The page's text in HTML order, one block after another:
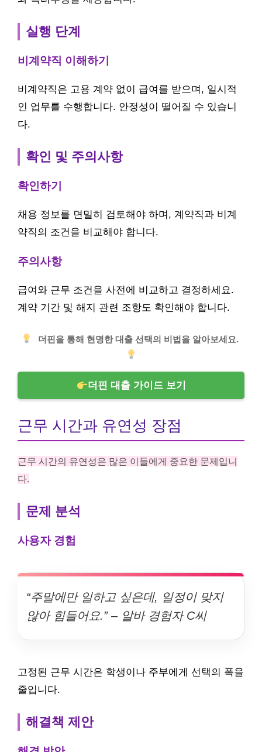
실행 단계
비계약직 이해하기
비계약직은 고용 계약 없이 급여를 받으며, 일시적
인 업무를 수행합니다. 안정성이 떨어질 수 있습니
다.
확인 및 주의사항
확인하기
채용 정보를 면밀히 검토해야 하며, 계약직과 비계
약직의 조건을 비교해야 합니다.
주의사항
급여와 근무 조건을 사전에 비교하고 결정하세요.
계약 기간 및 해지 관련 조항도 확인해야 합니다.
더핀을 통해 현명한 대출 선택의 비법을 알아보세요.
더핀 대출 가이드 보기
근무 시간과 유연성 장점
근무 시간의 유연성은 많은 이들에게 중요한 문제입니
다.
문제 분석
사용자 경험
“주말에만 일하고 싶은데, 일정이 맞지
않아 힘들어요.” – 알바 경험자 C씨
고정된 근무 시간은 학생이나 주부에게 선택의 폭을
줄입니다.
해결책 제안